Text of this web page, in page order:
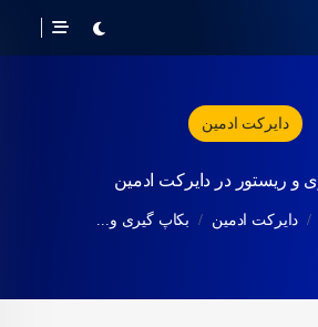
دایرکت ادمین
و ریستور در دایرکت ادمین
دایرکت ادمین بکاپ گیری و...